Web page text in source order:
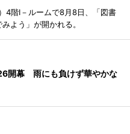
4階I－ルームで8月8日、「図書
よう」が開かれる。
開幕 雨にも負けず華やかな